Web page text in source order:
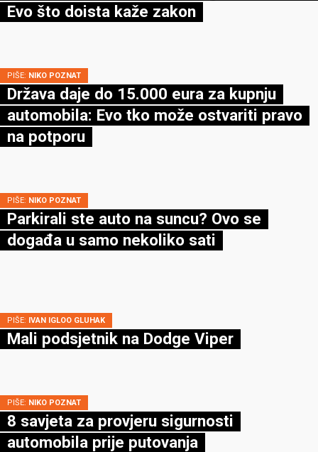
Evo što doista kaže zakon
PIŠE: NIKO POZNAT
Država daje do 15.000 eura za kupnju
automobila: Evo tko može ostvariti pravo
na potporu
PIŠE: NIKO POZNAT
Parkirali ste auto na suncu? Ovo se
događa u samo nekoliko sati
PIŠE: IVAN IGLOO GLUHAK
Mali podsjetnik na Dodge Viper
PIŠE: NIKO POZNAT
8 savjeta za provjeru sigurnosti
automobila prije putovanja